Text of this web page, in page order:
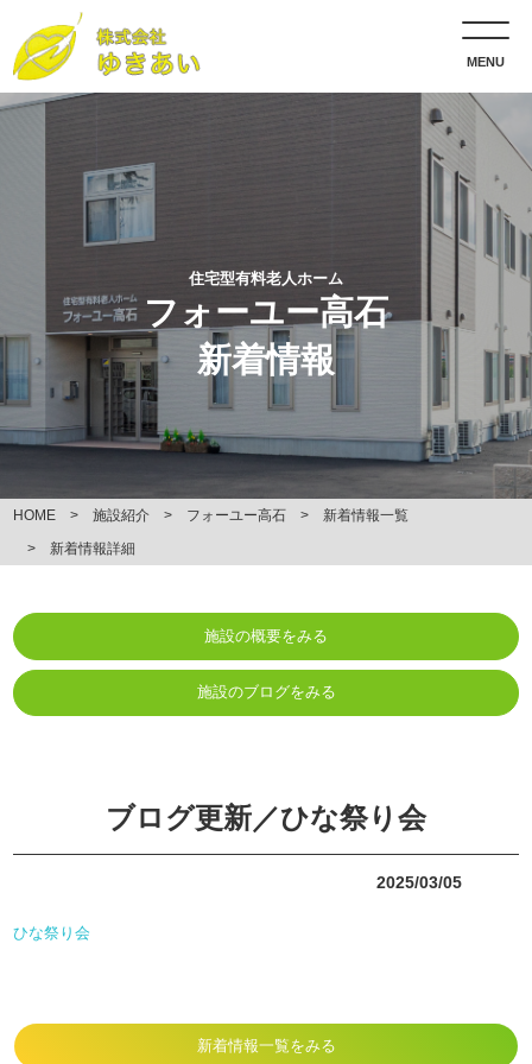
MENU
住宅型有料老人ホーム
フォーユー高石
新着情報
HOME 施設紹介 フォーユー高石
新着情報一覧
新着情報詳細
施設の概要をみる
施設のブログをみる
ブログ更新／ひな祭り会
2025/03/05
ひな祭り会
新着情報一覧をみる